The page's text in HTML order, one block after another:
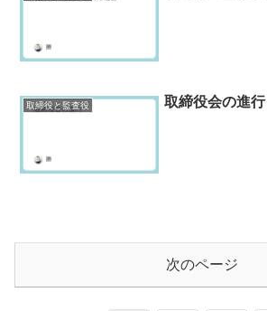
取締役と監査役 取締役会の進行
次のページ